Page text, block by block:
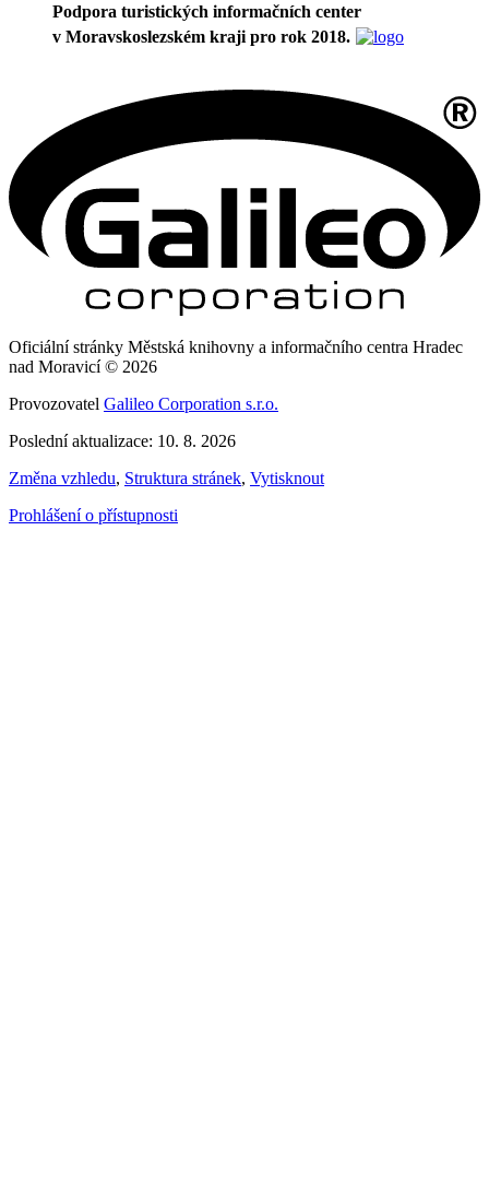
Podpora turistických informačních center
v Moravskoslezském kraji pro rok 2018.
Oficiální stránky Městská knihovny a informačního centra Hradec
nad Moravicí © 2026
Provozovatel Galileo Corporation s.r.o.
Poslední aktualizace: 10. 8. 2026
Změna vzhledu, Struktura stránek, Vytisknout
Prohlášení o přístupnosti